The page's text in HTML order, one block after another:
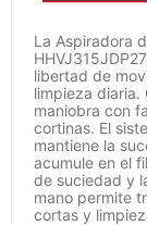
La Aspiradora
libertad de
limpieza diaria.
maniobra con
cortinas. El
mantiene la
acumule en el
de suciedad y
mano permite
cortas y